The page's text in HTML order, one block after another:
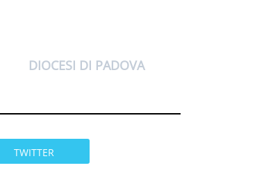
DIOCESI DI PADOVA
TWITTER